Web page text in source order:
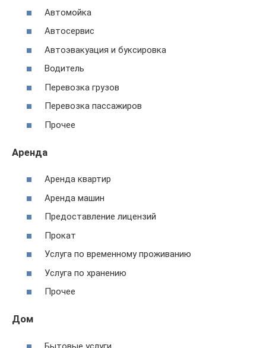
Автомойка
Автосервис
Автоэвакуация и буксировка
Водитель
Перевозка грузов
Перевозка пассажиров
Прочее
Аренда
Аренда квартир
Аренда машин
Предоставление лицензий
Прокат
Услуга по временному проживанию
Услуга по хранению
Прочее
Дом